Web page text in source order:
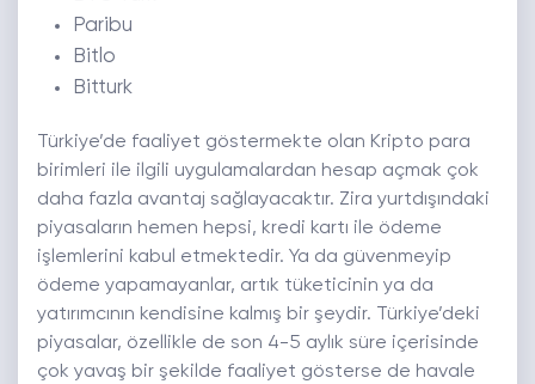
Paribu
Bitlo
Bitturk
Türkiye’de faaliyet göstermekte olan Kripto para
birimleri ile ilgili uygulamalardan hesap açmak çok
daha fazla avantaj sağlayacaktır. Zira yurtdışındaki
piyasaların hemen hepsi, kredi kartı ile ödeme
işlemlerini kabul etmektedir. Ya da güvenmeyip
ödeme yapamayanlar, artık tüketicinin ya da
yatırımcının kendisine kalmış bir şeydir. Türkiye’deki
piyasalar, özellikle de son 4-5 aylık süre içerisinde
çok yavaş bir şekilde faaliyet gösterse de havale